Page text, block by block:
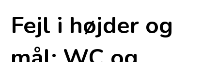
Fejl i højder og